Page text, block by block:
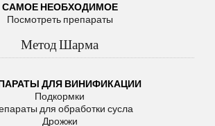
САМОЕ НЕОБХОДИМОЕ
Посмотреть препараты
Метод Шарма
ДЛЯ ВИНИФИКАЦИИ
Подкормки
для обработки сусла
Дрожжи